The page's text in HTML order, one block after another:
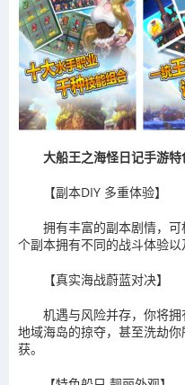
大船王之海怪日记手游特
【副本DIY 多重体验】
拥有丰富的副本剧情，
个副本拥有不同的战斗体验
【真实海战蔚蓝对决】
机遇与风险并存，你将
地域海岛的掠夺，甚至洗劫
获。